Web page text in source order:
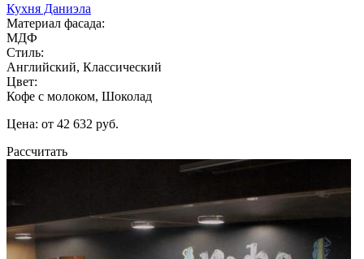
Кухня Даниэла
Материал фасада:
МДФ
Стиль:
Английский, Классический
Цвет:
Кофе с молоком, Шоколад
Цена: от 42 632 руб.
Рассчитать